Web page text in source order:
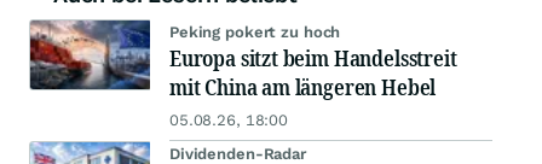
Peking pokert zu hoch
Europa sitzt beim Handelsstreit
mit China am längeren Hebel
05.08.26, 18:00
Dividenden-Radar